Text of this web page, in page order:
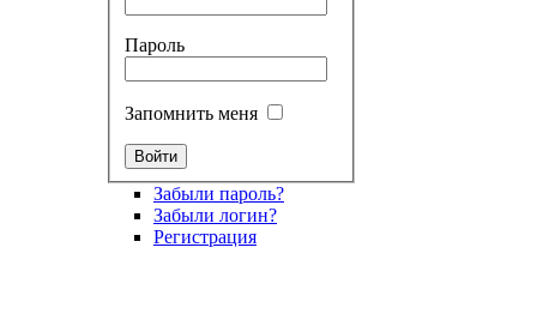
Пароль
Запомнить меня
Забыли пароль?
Забыли логин?
Регистрация